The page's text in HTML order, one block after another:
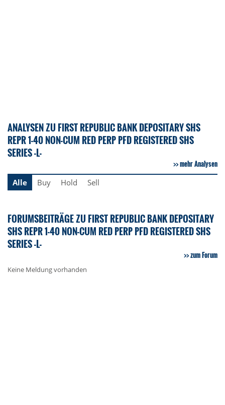
ANALYSEN ZU FIRST REPUBLIC BANK DEPOSITARY SHS
REPR 1-40 NON-CUM RED PERP PFD REGISTERED SHS
SERIES -L-
mehr Analysen
Alle
Buy Hold Sell
FORUMSBEITRÄGE ZU FIRST REPUBLIC BANK DEPOSITARY
SHS REPR 1-40 NON-CUM RED PERP PFD REGISTERED SHS
SERIES -L-
zum Forum
Keine Meldung vorhanden